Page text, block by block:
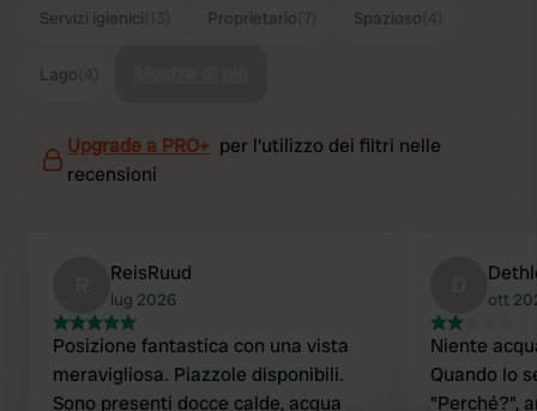
Servizi igienici Proprietario Spazioso
Lago
Upgrade a PRO+ per l'utilizzo dei filtri nelle
recensioni
ReisRuud
lug 2026
Posizione fantastica con una vista
meravigliosa. Piazzole disponibili.
Sono presenti docce calde, acqua
ott
Niente
Quando lo
"Perché?",